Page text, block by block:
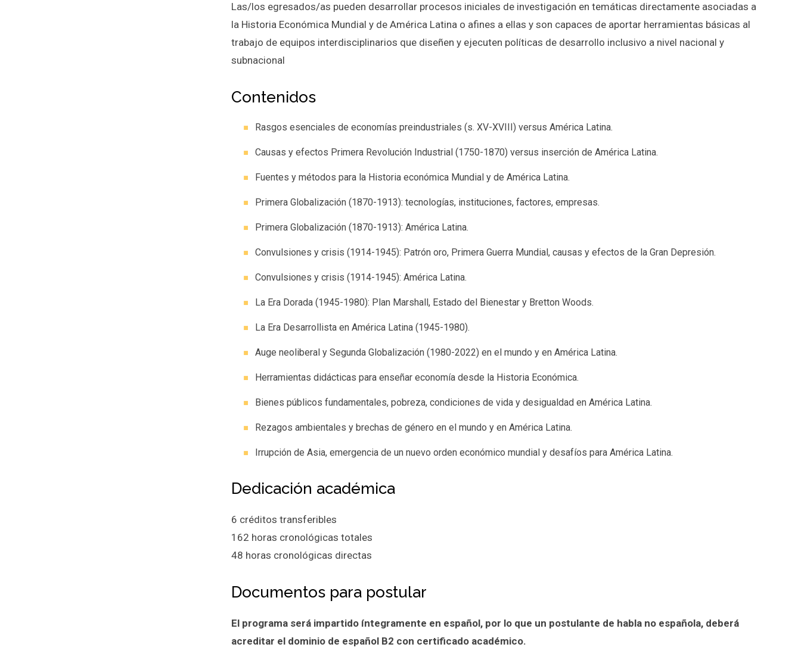
Las/los egresados/as pueden desarrollar procesos iniciales de investigación en temáticas directamente asociadas a
la Historia Económica Mundial y de América Latina o afines a ellas y son capaces de aportar herramientas básicas al
trabajo de equipos interdisciplinarios que diseñen y ejecuten políticas de desarrollo inclusivo a nivel nacional y
subnacional
Contenidos
Rasgos esenciales de economías preindustriales (s. XV-XVIII) versus América Latina.
Causas y efectos Primera Revolución Industrial (1750-1870) versus inserción de América Latina.
Fuentes y métodos para la Historia económica Mundial y de América Latina.
Primera Globalización (1870-1913): tecnologías, instituciones, factores, empresas.
Primera Globalización (1870-1913): América Latina.
Convulsiones y crisis (1914-1945): Patrón oro, Primera Guerra Mundial, causas y efectos de la Gran Depresión.
Convulsiones y crisis (1914-1945): América Latina.
La Era Dorada (1945-1980): Plan Marshall, Estado del Bienestar y Bretton Woods.
La Era Desarrollista en América Latina (1945-1980).
Auge neoliberal y Segunda Globalización (1980-2022) en el mundo y en América Latina.
Herramientas didácticas para enseñar economía desde la Historia Económica.
Bienes públicos fundamentales, pobreza, condiciones de vida y desigualdad en América Latina.
Rezagos ambientales y brechas de género en el mundo y en América Latina.
Irrupción de Asia, emergencia de un nuevo orden económico mundial y desafíos para América Latina.
Dedicación académica
6 créditos transferibles
162 horas cronológicas totales
48 horas cronológicas directas
Documentos para postular
El programa será impartido íntegramente en español, por lo que un postulante de habla no española, deberá
acreditar el dominio de español B2 con certificado académico.